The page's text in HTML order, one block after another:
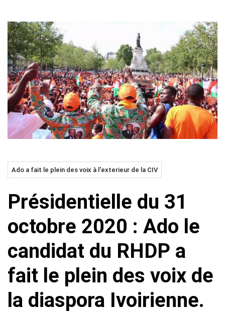
Ado a fait le plein des voix à l'exterieur de la CIV
Présidentielle du 31
octobre 2020 : Ado le
candidat du RHDP a
fait le plein des voix de
la diaspora Ivoirienne.